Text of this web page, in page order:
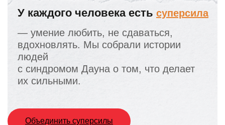
У каждого человека есть суперсила
— умение любить, не сдаваться,
вдохновлять. Мы собрали истории
людей
с синдромом Дауна о том, что делает
их сильными.
Объединить суперсилы